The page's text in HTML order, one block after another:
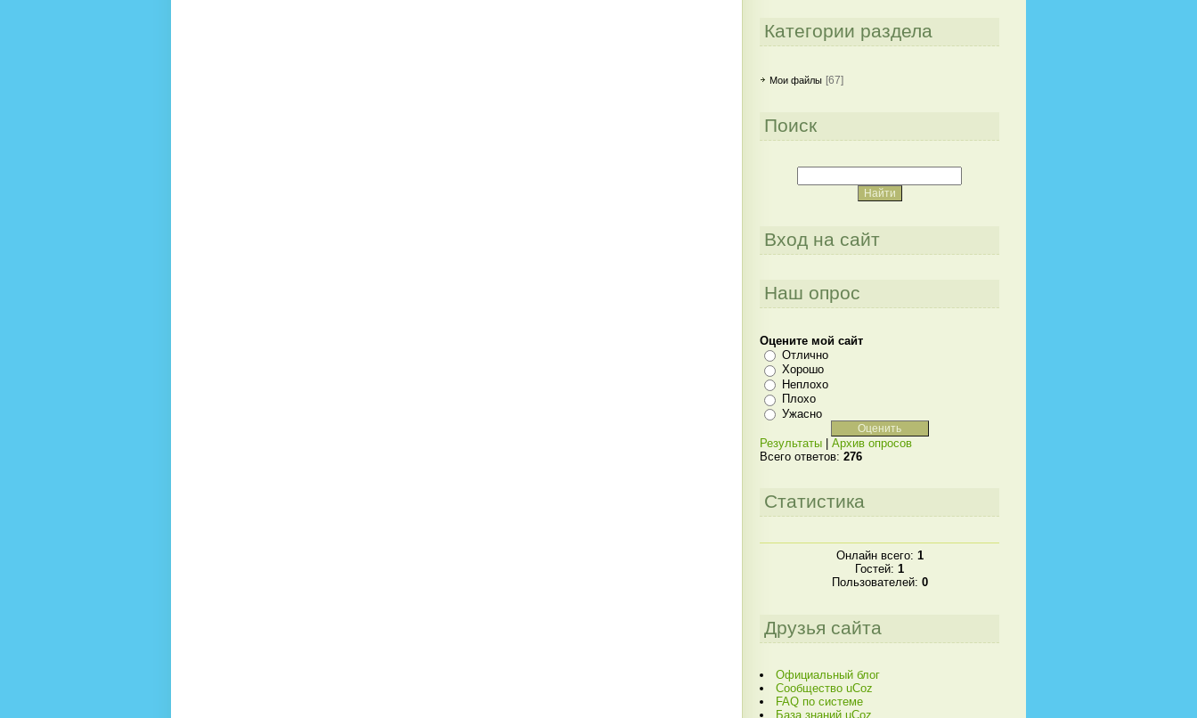
Категории раздела
Мои файлы [67]
Поиск
Вход на сайт
Наш опрос
Оцените мой сайт
Отлично
Хорошо
Неплохо
Плохо
Ужасно
Результаты
Архив опросов
Всего ответов: 276
Статистика
Онлайн всего: 1
Гостей: 1
Пользователей: 0
Друзья сайта
Официальный блог
Сообщество uCoz
FAQ по системе
База знаний uCoz